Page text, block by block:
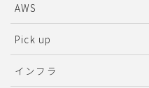
AWS
Pick up
インフラ